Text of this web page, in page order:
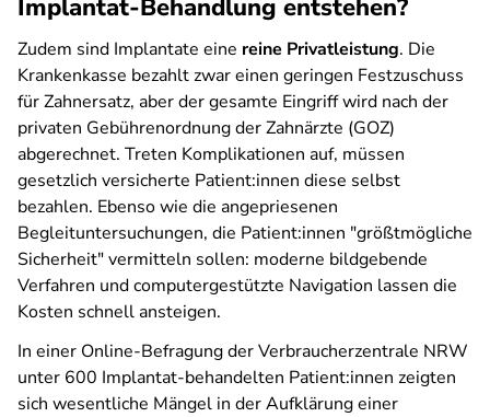
Implantat-Behandlung entstehen?
Zudem sind Implantate eine reine Privatleistung. Die
Krankenkasse bezahlt zwar einen geringen Festzuschuss
für Zahnersatz, aber der gesamte Eingriff wird nach der
privaten Gebührenordnung der Zahnärzte (GOZ)
abgerechnet. Treten Komplikationen auf, müssen
gesetzlich versicherte Patient:innen diese selbst
bezahlen. Ebenso wie die angepriesenen
Begleituntersuchungen, die Patient:innen "größtmögliche
Sicherheit" vermitteln sollen: moderne bildgebende
Verfahren und computergestützte Navigation lassen die
Kosten schnell ansteigen.
In einer Online-Befragung der Verbraucherzentrale NRW
unter 600 Implantat-behandelten Patient:innen zeigten
sich wesentliche Mängel in der Aufklärung einer